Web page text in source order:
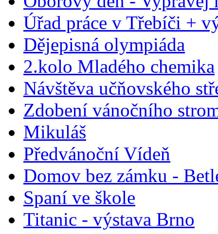
Úřad práce v Třebíči +
Dějepisná olympiáda
2.kolo Mladého chemika
Návštěva učňovského
Zdobení vánočního
Mikuláš
Předvánoční Vídeň
Domov bez zámku -
Spaní ve škole
Titanic - výstava Brno